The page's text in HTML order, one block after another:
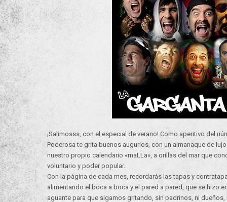
¡Salimosss, con el especial de verano! Como aperitivo del
Poderosa te grita buenos augurios, con un almanaque de
nuestro propio calendario «maLLa», a orillas del mar que
voluntario y poder popular.
Con la página de cada mes, recordarás las tapas y
alimentando el boca a boca y el pared a pared, que se hizo
aguante para que sigamos gritando, sin padrinos, ni